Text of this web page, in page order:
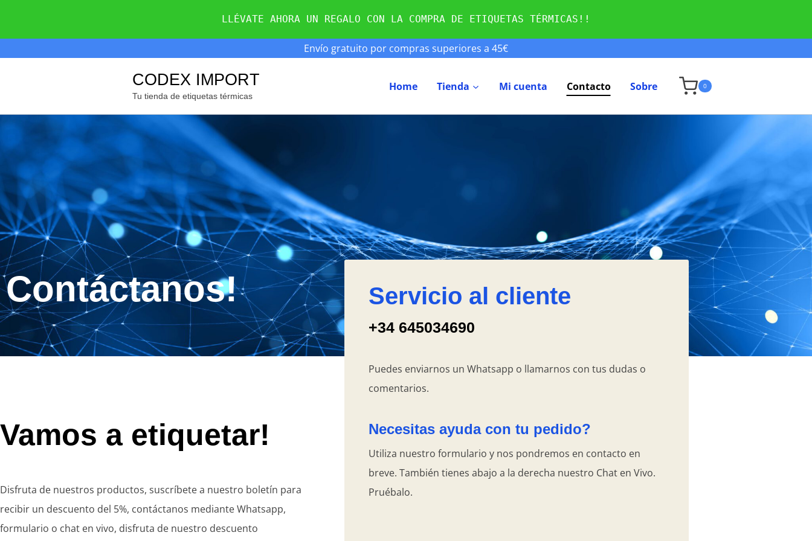
LLÉVATE AHORA UN REGALO CON LA COMPRA DE ETIQUETAS TÉRMICAS!!
Envío gratuito por compras superiores a 45€
CODEX IMPORT
Tu tienda de etiquetas térmicas
Home Tienda Mi cuenta Contacto Sobre 0
Contáctanos!
Vamos a etiquetar!
Disfruta de nuestros productos, suscríbete a nuestro boletín para
recibir un descuento del 5%, contáctanos mediante Whatsapp,
formulario o chat en vivo, disfruta de nuestro descuento
Servicio al cliente
+34 645034690
Puedes enviarnos un Whatsapp o llamarnos con tus dudas o
comentarios.
Necesitas ayuda con tu pedido?
Utiliza nuestro formulario y nos pondremos en contacto en
breve. También tienes abajo a la derecha nuestro Chat en Vivo.
Pruébalo.